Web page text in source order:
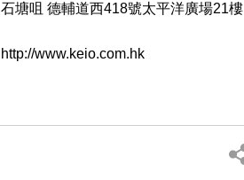
石塘咀 德輔道西418號太平洋廣場21樓
http://www.keio.com.hk